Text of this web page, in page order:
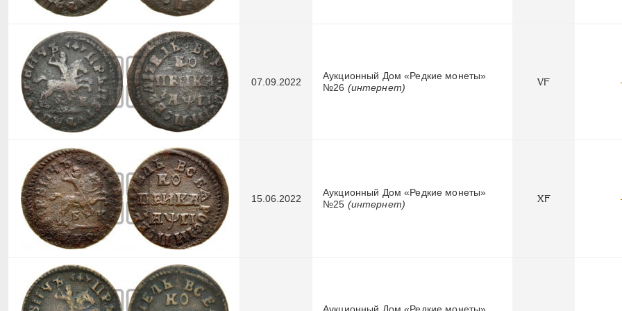
07.09.2022
Аукционный Дом «Редкие монеты»
№26 (интернет)
VF
15.06.2022
Аукционный Дом «Редкие монеты»
№25 (интернет)
XF
Аукционный Дом «Редкие монеты»